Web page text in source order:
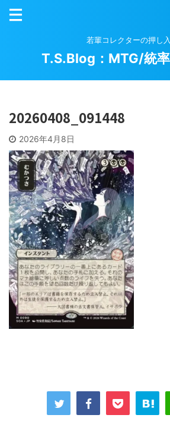
若輩コレクターの押し
T.S.Blog：MTG/統
20260408_091448
2026年4月8日